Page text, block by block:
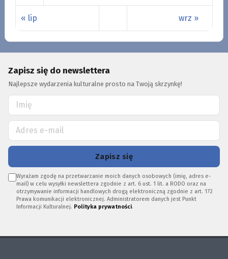
« lip wrz »
Zapisz się do newslettera
Najlepsze wydarzenia kulturalne prosto na Twoją skrzynkę!
Zapisz się
Wyrażam zgodę na przetwarzanie moich danych osobowych (imię, adres e-
mail) w celu wysyłki newslettera zgodnie z art. 6 ust. 1 lit. a RODO oraz na
otrzymywanie informacji handlowych drogą elektroniczną zgodnie z art. 172
Prawa komunikacji elektronicznej. Administratorem danych jest Punkt
Informacji Kulturalnej. Polityka prywatności.